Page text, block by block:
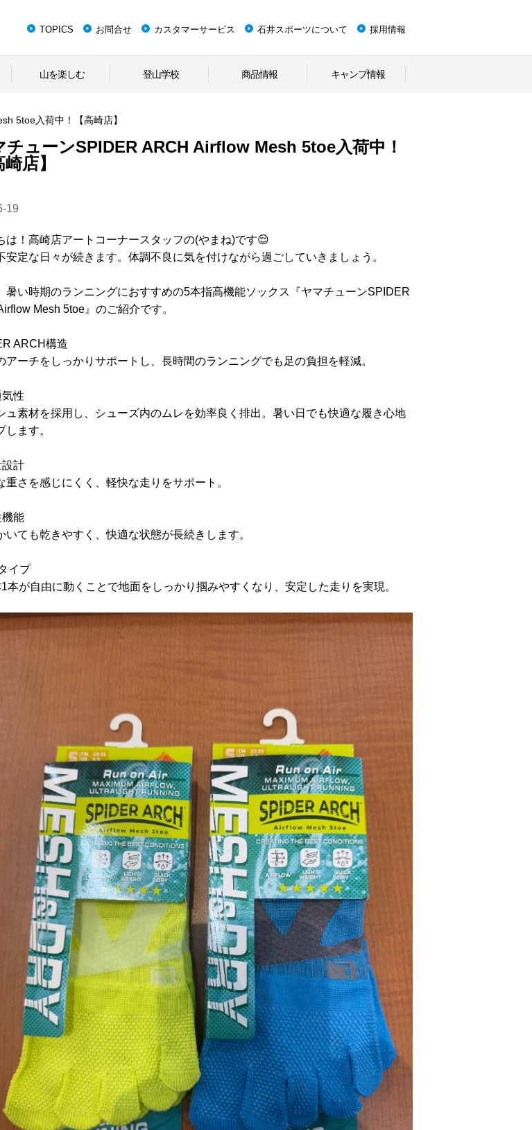
TOPICS お問合せ カスタマーサービス 石井スポーツについて 採用情報
山を楽しむ 登山学校 商品情報 キャンプ情報
5toe入荷中！【高崎店】
チューンSPIDER ARCH Airflow Mesh 5toe入荷中！
崎店】
19
は！高崎店アートコーナースタッフの(やまね)です😌
安定な日々が続きます。体調不良に気を付けながら過ごしていきましょう。
暑い時期のランニングにおすすめの5本指高機能ソックス『ヤマチューンSPIDER
Mesh 5toe』のご紹介です。
ARCH構造
アーチをしっかりサポートし、長時間のランニングでも足の負担を軽減。
性
ュ素材を採用し、シューズ内のムレを効率良く排出。暑い日でも快適な履き心地
します。
計
重さを感じにくく、軽快な走りをサポート。
能
いても乾きやすく、快適な状態が長続きします。
イプ
本が自由に動くことで地面をしっかり掴みやすくなり、安定した走りを実現。